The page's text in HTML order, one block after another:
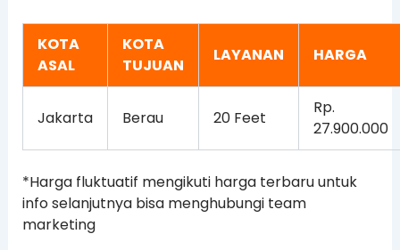
KOTA
ASAL
KOTA
TUJUAN
LAYANAN HARGA
Jakarta Berau 20 Feet
Rp.
27.900.000
*Harga fluktuatif mengikuti harga terbaru untuk
info selanjutnya bisa menghubungi team
marketing